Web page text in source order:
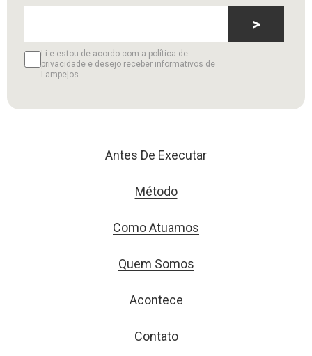
Li e estou de acordo com a política de
privacidade e desejo receber informativos de
Lampejos.
>
Antes De Executar
Método
Como Atuamos
Quem Somos
Acontece
Contato